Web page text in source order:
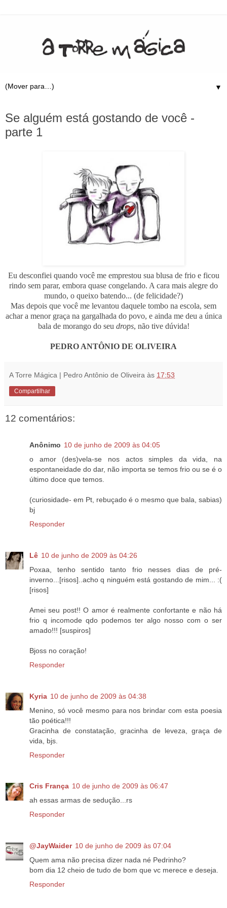
▼
Se alguém está gostando de você -
parte 1
Eu desconfiei quando você me emprestou sua blusa de frio e ficou
rindo sem parar, embora quase congelando. A cara mais alegre do
mundo, o queixo batendo... (de felicidade?)
Mas depois que você me levantou daquele tombo na escola, sem
achar a menor graça na gargalhada do povo, e ainda me deu a única
bala de morango do seu drops, não tive dúvida!
PEDRO ANTÔNIO DE OLIVEIRA
A Torre Mágica | Pedro Antônio de Oliveira às 17:53
Compartilhar
12 comentários:
Anônimo 10 de junho de 2009 às 04:05
o amor (des)vela-se nos actos simples da vida, na
espontaneidade do dar, não importa se temos frio ou se é o
último doce que temos.
(curiosidade- em Pt, rebuçado é o mesmo que bala, sabias)
bj
Responder
Lê 10 de junho de 2009 às 04:26
Poxaa, tenho sentido tanto frio nesses dias de pré-
inverno...[risos]..acho q ninguém está gostando de mim... :(
[risos]
Amei seu post!! O amor é realmente confortante e não há
frio q incomode qdo podemos ter algo nosso com o ser
amado!!! [suspiros]
Bjoss no coração!
Responder
Kyria 10 de junho de 2009 às 04:38
Menino, só você mesmo para nos brindar com esta poesia
tão poética!!!
Gracinha de constatação, gracinha de leveza, graça de
vida, bjs.
Responder
Cris França 10 de junho de 2009 às 06:47
ah essas armas de sedução...rs
Responder
@JayWaider 10 de junho de 2009 às 07:04
Quem ama não precisa dizer nada né Pedrinho?
bom dia 12 cheio de tudo de bom que vc merece e deseja.
Responder